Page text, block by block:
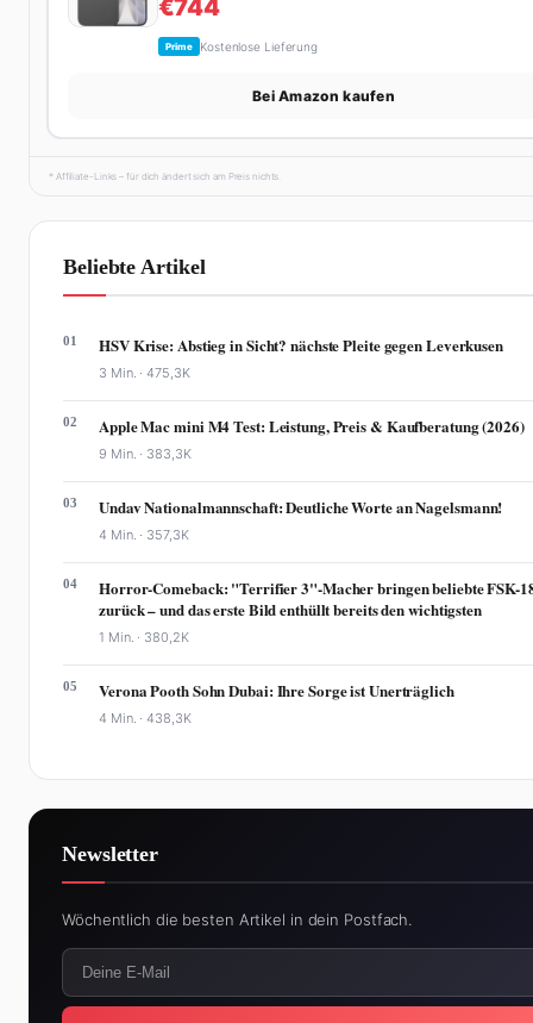
€744
Prime Kostenlose Lieferung
Bei Amazon kaufen
* Affiliate-Links – für dich ändert sich am Preis nichts.
Beliebte Artikel
01 HSV Krise: Abstieg in Sicht? nächste Pleite gegen Leverkusen
3 Min. ·475,3K
02 Apple Mac mini M4 Test: Leistung, Preis & Kaufberatung (2026)
9 Min. · 383,3K
03 Undav Nationalmannschaft: Deutliche Worte an Nagelsmann!
4 Min. · 357,3K
04
Horror-Comeback: "Terrifier 3"-Macher bringen beliebte FSK-
zurück – und das erste Bild enthüllt bereits den wichtigsten
1 Min. · 380,2K
05 Verona Pooth Sohn Dubai: Ihre Sorge ist Unerträglich
4 Min. ·438,3K
Newsletter
Wöchentlich die besten Artikel in dein Postfach.